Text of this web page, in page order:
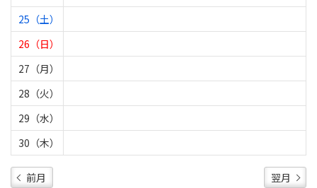
25（土）
26（日）
27（月）
28（火）
29（水）
30（木）
前月 翌月